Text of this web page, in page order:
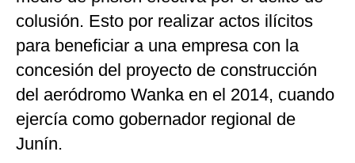
colusión. Esto por realizar actos ilícitos
para beneficiar a una empresa con la
concesión del proyecto de construcción
del aeródromo Wanka en el 2014, cuando
ejercía como gobernador regional de
Junín.